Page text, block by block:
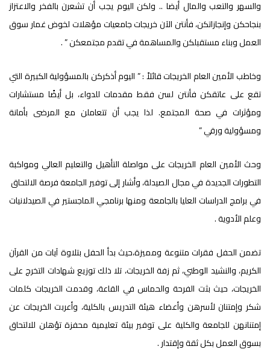
والسهر والتعب والمال أيضا .. ولكن اليوم يجب أن تشعرن بالفخر والاعتزاز
بنجاحكن وإنجازاتكن، فأنتن الآن خريجات جامعيات مؤهلات لخوض غمار سوق
العمل وبناء مستقبلكن والمساهمة في تقدم مجتمعكن ” .
وخاطب الأمين العام الخريجات قائلاً : ” اليوم أذكركن بالمسؤولية الكبيرة التي
تقع على عاتقكن فأنتن لسن فقط مقدمات للدواء، بل أيضًا مستشارات
ومؤثرات في صحة المجتمع. لذا يجب أن تتعاملن مع المرضى بأمانة
ومسؤولية ورقي ”
وحث الأمين العام الخريجات على مواصلة التأهيل والتعليم العالي ومواكبة
التطورات الجديدة في مجال الصيدلة، وأشار إلى توفير الجامعة فرصة الالتحاق
في برامج الدراسات العليا بالجامعة ومنها برنامجي الماجستير في الصيدلانيات
وعلم الأدوية .
تضمن الحفل فقرات متنوعة ومميزة،حيث بدأ الحفل بتلاوة آيات من القرآن
الكريم، والنشيد الوطني، ثم زفة الخريجات، تلا ذلك توزيع شهادات التخرج على
الخريجات، حيث بثت الفرحة والحماس في القاعة، وقدمت الخريجات كلمات
شكر وإمتنان لأسرهن وأعضاء هيئة التدريس بالكلية، وأعربت الخريجات عن
إمتنانهن للجامعة والكلية على توفير بيئة تعليمية محفزة تؤهلن للالتحاق
بسوق العمل بكل ثقة وإقتدار .